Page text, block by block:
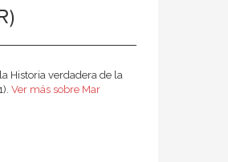
Historia verdadera de la
Ver más sobre Mar